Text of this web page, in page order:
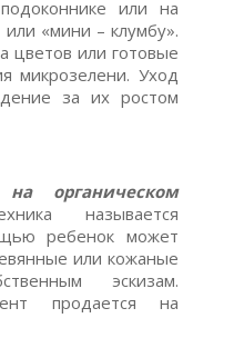
или на
«мини – клумбу».
цветов или готовые
микрозелени. Уход
за их ростом
органическом
называется
ребенок может
или кожаные
эскизам.
продается на